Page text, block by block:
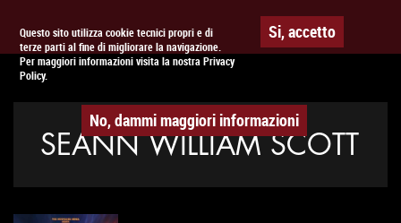
Questo sito utilizza cookie tecnici propri e di
terze parti al fine di migliorare la navigazione.
Per maggiori informazioni visita la nostra Privacy
Policy.
Si, accetto
No, dammi maggiori informazioni
APPUNTAMENTO AL CINEMA
SEANN WILLIAM SCOTT